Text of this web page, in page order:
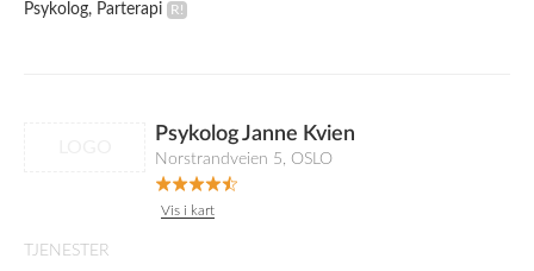
Psykolog, Parterapi
Psykolog Janne Kvien
Norstrandveien 5, OSLO
Vis i kart
TJENESTER